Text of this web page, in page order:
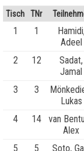
Tisch TNr
1 1
Hamidi,
Adeel
2 12
Sadat,
Jamal
3 3
Lukas
4 14
van
Alex
5 5 Soto,